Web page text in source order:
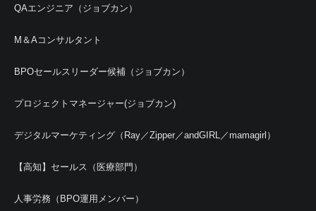
QAエンジニア（ジョブカン）
M＆Aコンサルタント
BPOセールスリーダー候補（ジョブカン）
プロジェクトマネージャー(ジョブカン)
デジタルマーケティング（Ray／Zipper／andGIRL／mamagirl）
【高知】セールス（医療部門）
人事労務（BPO運用メンバー）